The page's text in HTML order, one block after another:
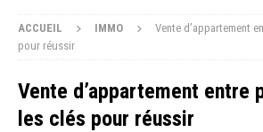
ACCUEIL IMMO
Vente d’appartement
pour réussir
Vente d’appartement entre
les clés pour réussir